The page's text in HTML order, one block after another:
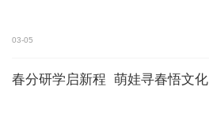
03-05
春分研学启新程 萌娃寻春悟文化